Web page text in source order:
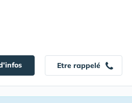
Etre rappelé